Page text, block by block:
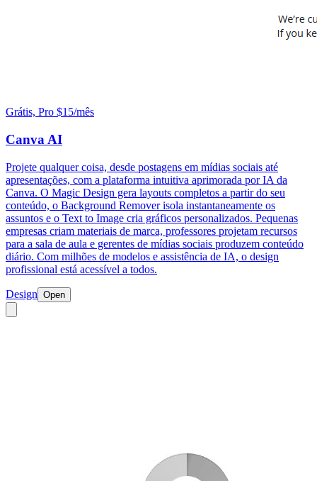
Grátis, Pro $15/mês
Canva AI
Projete qualquer coisa, desde postagens em mídias sociais até
apresentações, com a plataforma intuitiva aprimorada por IA da
Canva. O Magic Design gera layouts completos a partir do seu
conteúdo, o Background Remover isola instantaneamente os
assuntos e o Text to Image cria gráficos personalizados. Pequenas
empresas criam materiais de marca, professores projetam recursos
para a sala de aula e gerentes de mídias sociais produzem conteúdo
diário. Com milhões de modelos e assistência de IA, o design
profissional está acessível a todos.
Design Open